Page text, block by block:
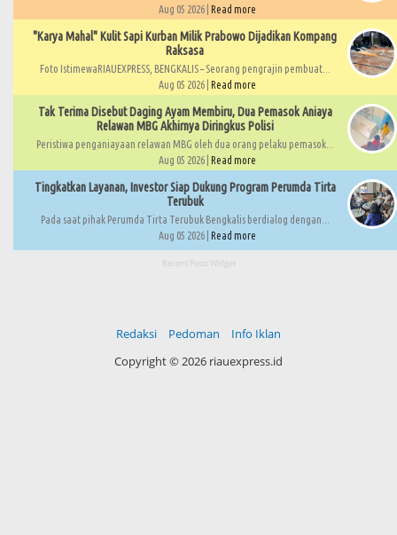
Aug 05 2026 | Read more
"Karya Mahal" Kulit Sapi Kurban Milik Prabowo Dijadikan Kompang
Raksasa
Foto IstimewaRIAUEXPRESS, BENGKALIS – Seorang pengrajin pembuat...
Aug 05 2026 | Read more
Tak Terima Disebut Daging Ayam Membiru, Dua Pemasok Aniaya
Relawan MBG Akhirnya Diringkus Polisi
Peristiwa penganiayaan relawan MBG oleh dua orang pelaku pemasok...
Aug 05 2026 | Read more
Tingkatkan Layanan, Investor Siap Dukung Program Perumda Tirta
Terubuk
Pada saat pihak Perumda Tirta Terubuk Bengkalis berdialog dengan...
Aug 05 2026 | Read more
Recent Posts Widget
Redaksi Pedoman
Info Iklan
Copyright © 2026 riauexpress.id